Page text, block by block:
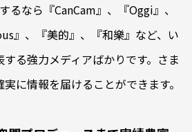
るなら『CanCam』、『Oggi』、
』、『美的』、『和樂』など、い
る強力メディアばかりです。さま
に情報を届けることができます。